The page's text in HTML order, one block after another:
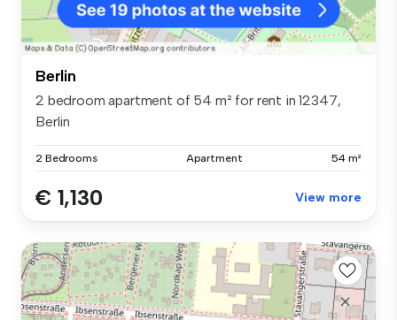
Berlin
2 bedroom apartment of 54 m² for rent in 12347,
Berlin
2 Bedrooms Apartment 54 m²
€ 1,130 View more